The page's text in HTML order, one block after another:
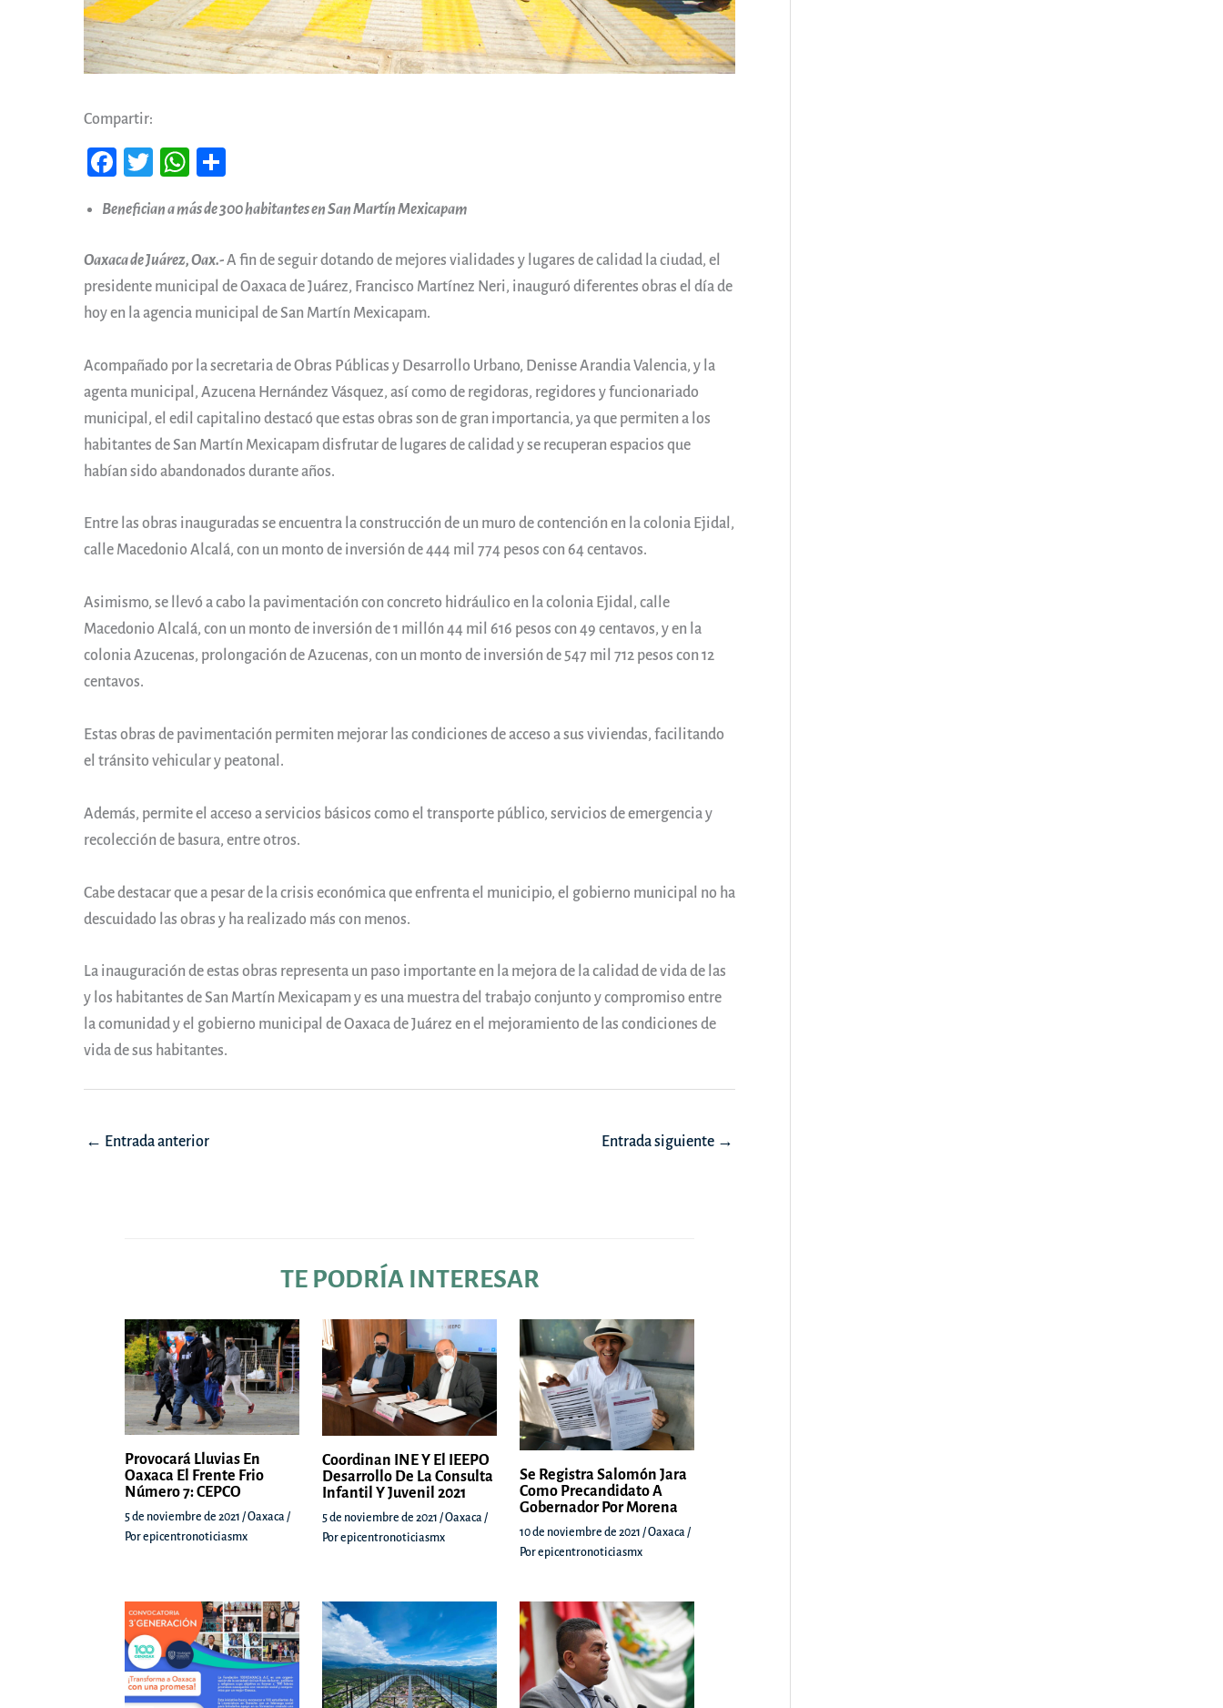
Compartir:
Fa
b
oo
k
T
tt
er
W
ts
A
pp
pa
rti
r
Benefician a más de 300 habitantes en San Martín Mexicapam
Oaxaca de Juárez, Oax.-A fin de seguir dotando de mejores vialidades y lugares de calidad la ciudad, el
presidente municipal de Oaxaca de Juárez, Francisco Martínez Neri, inauguró diferentes obras el día de
hoy en la agencia municipal de San Martín Mexicapam.
Acompañado por la secretaria de Obras Públicas y Desarrollo Urbano, Denisse Arandia Valencia, y la
agenta municipal, Azucena Hernández Vásquez, así como de regidoras, regidores y funcionariado
municipal, el edil capitalino destacó que estas obras son de gran importancia, ya que permiten a los
habitantes de San Martín Mexicapam disfrutar de lugares de calidad y se recuperan espacios que
habían sido abandonados durante años.
Entre las obras inauguradas se encuentra la construcción de un muro de contención en la colonia Ejidal,
calle Macedonio Alcalá, con un monto de inversión de 444 mil 774 pesos con 64 centavos.
Asimismo, se llevó a cabo la pavimentación con concreto hidráulico en la colonia Ejidal, calle
Macedonio Alcalá, con un monto de inversión de 1 millón 44 mil 616 pesos con 49 centavos, y en la
colonia Azucenas, prolongación de Azucenas, con un monto de inversión de 547 mil 712 pesos con 12
centavos.
Estas obras de pavimentación permiten mejorar las condiciones de acceso a sus viviendas, facilitando
el tránsito vehicular y peatonal.
Además, permite el acceso a servicios básicos como el transporte público, servicios de emergencia y
recolección de basura, entre otros.
Cabe destacar que a pesar de la crisis económica que enfrenta el municipio, el gobierno municipal no ha
descuidado las obras y ha realizado más con menos.
La inauguración de estas obras representa un paso importante en la mejora de la calidad de vida de las
y los habitantes de San Martín Mexicapam y es una muestra del trabajo conjunto y compromiso entre
la comunidad y el gobierno municipal de Oaxaca de Juárez en el mejoramiento de las condiciones de
vida de sus habitantes.
Navegación
← Entrada anterior Entrada siguiente →
TE PODRÍA INTERESAR
Provocará Lluvias En
Oaxaca El Frente Frio
Número 7: CEPCO
5 de noviembre de 2021 /Oaxaca /
Porepicentronoticiasmx
Coordinan INE Y El IEEPO
Desarrollo De La Consulta
Infantil Y Juvenil 2021
5 de noviembre de 2021/Oaxaca /
Porepicentronoticiasmx
Se Registra Salomón Jara
Como Precandidato A
Gobernador Por Morena
10 de noviembre de 2021/Oaxaca /
Porepicentronoticiasmx